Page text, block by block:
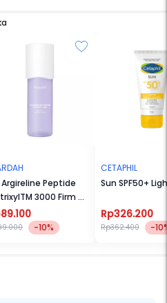
Argireline Peptide
3000 Firm &
Toner
-10%
CETAPHIL
Sun SPF50+
Rp326.200
Rp362.400 -